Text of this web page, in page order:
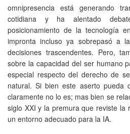
omnipresencia está generando
cotidiana y ha alentado
posicionamiento de la tecnología
impronta incluso ya sobrepasó a
decisiones trascendentes. Pero,
sobre la capacidad del ser humano
especial respecto del derecho de
natural. Si bien este aserto pueda
claramente no lo es; mas bien se
siglo XXI y la premura que reviste la
un entorno adecuado para la IA.